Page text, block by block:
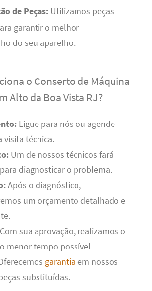
de Peças:Utilizamos peças
garantir o melhor
do seu aparelho.
o Conserto de Máquina
Alto da Boa Vista RJ?
Ligue para nós ou agende
visita técnica.
Um de nossos técnicos fará
diagnosticar o problema.
Após o diagnóstico,
um orçamento detalhado e
Com sua aprovação, realizamos o
menor tempo possível.
garantia em nossos
substituídas.